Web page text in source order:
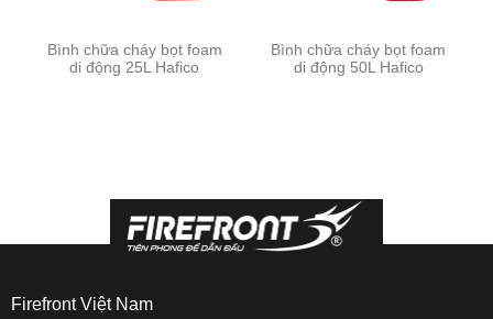
Bình chữa cháy bọt foam
di động 25L Hafico
Bình chữa cháy bọt foam
di động 50L Hafico
Firefront Việt Nam